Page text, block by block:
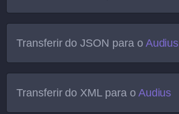
Transferir doJSON para o Audius
Transferir do XML para o Audius